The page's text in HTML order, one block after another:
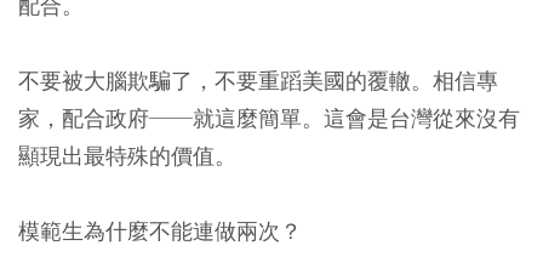
配合。
不要被大腦欺騙了，不要重蹈美國的覆轍。相信專
家，配合政府──就這麼簡單。這會是台灣從來沒有
顯現出最特殊的價值。
模範生為什麼不能連做兩次？